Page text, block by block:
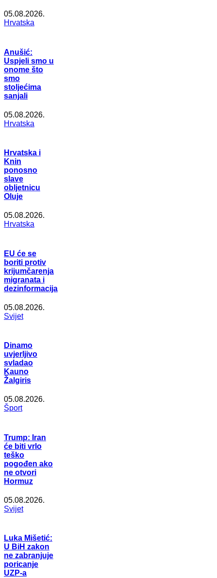
05.08.2026.
Hrvatska
Anušić:
Uspjeli smo u
onome što
smo
stoljećima
sanjali
05.08.2026.
Hrvatska
Hrvatska i
Knin
ponosno
slave
obljetnicu
Oluje
05.08.2026.
Hrvatska
EU će se
boriti protiv
krijumčarenja
migranata i
dezinformacija
05.08.2026.
Svijet
Dinamo
uvjerljivo
svladao
Kauno
Žalgiris
05.08.2026.
Šport
Trump: Iran
će biti vrlo
teško
pogođen ako
ne otvori
Hormuz
05.08.2026.
Svijet
Luka Mišetić:
U BiH zakon
ne zabranjuje
poricanje
UZP-a